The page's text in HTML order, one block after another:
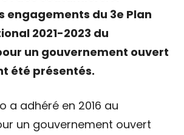
engagements du 3e Plan
2021-2023 du
un gouvernement ouvert
été présentés.
a adhéré en 2016 au
un gouvernement ouvert